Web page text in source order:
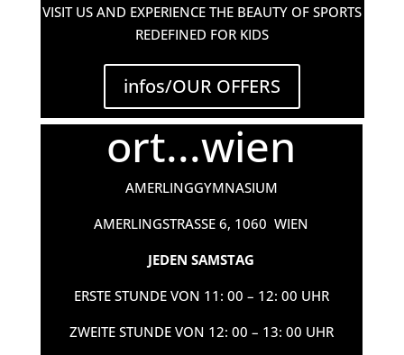
VISIT US AND EXPERIENCE THE BEAUTY OF SPORTS
REDEFINED FOR KIDS
infos/OUR OFFERS
ort...wien
AMERLINGGYMNASIUM
AMERLINGSTRASSE 6, 1060 WIEN
JEDEN SAMSTAG
ERSTE STUNDE VON 11: 00 – 12: 00 UHR
ZWEITE STUNDE VON 12: 00 – 13: 00 UHR